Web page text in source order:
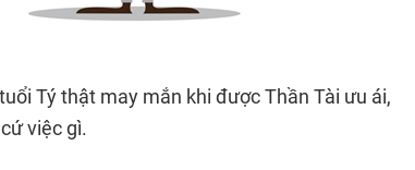
Tý thật may mắn khi được Thần Tài ưu ái,
việc gì.